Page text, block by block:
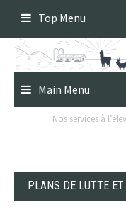
content
Top Menu
Main Menu
Nos services à
PLANS DE LUTTE ET